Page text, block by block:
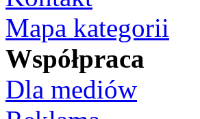
Mapa kategorii
Współpraca
Dla mediów